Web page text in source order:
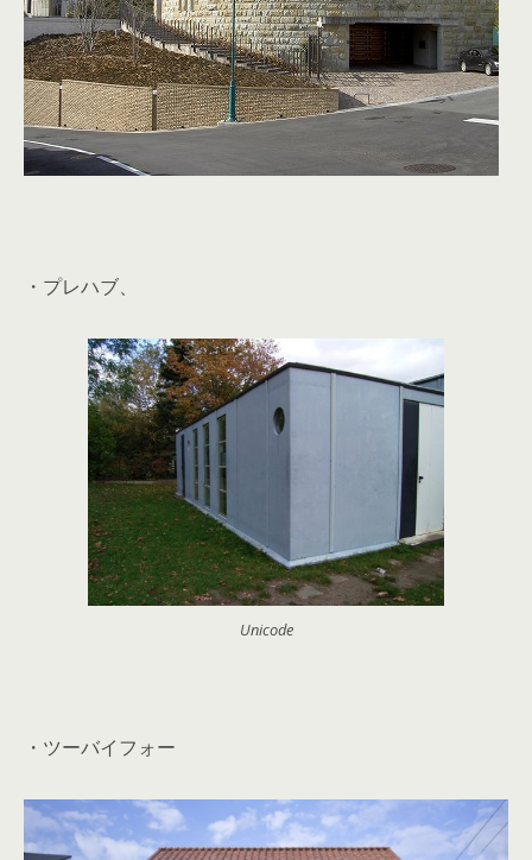
・プレハブ、
Unicode
・ツーバイフォー